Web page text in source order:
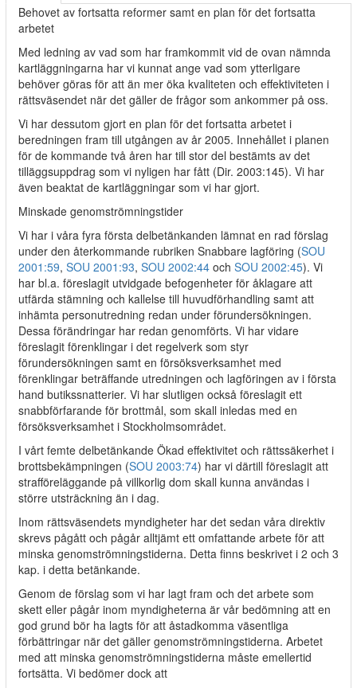
Behovet av fortsatta reformer samt en plan för det fortsatta
arbetet
Med ledning av vad som har framkommit vid de ovan nämnda
kartläggningarna har vi kunnat ange vad som ytterligare
behöver göras för att än mer öka kvaliteten och effektiviteten i
rättsväsendet när det gäller de frågor som ankommer på oss.
Vi har dessutom gjort en plan för det fortsatta arbetet i
beredningen fram till utgången av år 2005. Innehållet i planen
för de kommande två åren har till stor del bestämts av det
tilläggsuppdrag som vi nyligen har fått (Dir. 2003:145). Vi har
även beaktat de kartläggningar som vi har gjort.
Minskade genomströmningstider
Vi har i våra fyra första delbetänkanden lämnat en rad förslag
under den återkommande rubriken Snabbare lagföring (SOU
2001:59, SOU 2001:93, SOU 2002:44 och SOU 2002:45). Vi
har bl.a. föreslagit utvidgade befogenheter för åklagare att
utfärda stämning och kallelse till huvudförhandling samt att
inhämta personutredning redan under förundersökningen.
Dessa förändringar har redan genomförts. Vi har vidare
föreslagit förenklingar i det regelverk som styr
förundersökningen samt en försöksverksamhet med
förenklingar beträffande utredningen och lagföringen av i första
hand butikssnatterier. Vi har slutligen också föreslagit ett
snabbförfarande för brottmål, som skall inledas med en
försöksverksamhet i Stockholmsområdet.
I vårt femte delbetänkande Ökad effektivitet och rättssäkerhet i
brottsbekämpningen (SOU 2003:74) har vi därtill föreslagit att
strafföreläggande på villkorlig dom skall kunna användas i
större utsträckning än i dag.
Inom rättsväsendets myndigheter har det sedan våra direktiv
skrevs pågått och pågår alltjämt ett omfattande arbete för att
minska genomströmningstiderna. Detta finns beskrivet i 2 och 3
kap. i detta betänkande.
Genom de förslag som vi har lagt fram och det arbete som
skett eller pågår inom myndigheterna är vår bedömning att en
god grund bör ha lagts för att åstadkomma väsentliga
förbättringar när det gäller genomströmningstiderna. Arbetet
med att minska genomströmningstiderna måste emellertid
fortsätta. Vi bedömer dock att